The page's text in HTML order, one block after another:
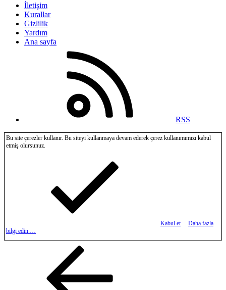
İletişim
Kurallar
Gizlilik
Yardım
Ana sayfa
RSS
Bu site çerezler kullanır. Bu siteyi kullanmaya devam ederek çerez kullanımımızı kabul
etmiş olursunuz.
Kabul et
Daha fazla
bilgi edin.…